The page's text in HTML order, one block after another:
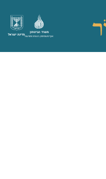
מדינת ישראל
משרד הביטחון
אגף משפחות, הנצחה ומורשת